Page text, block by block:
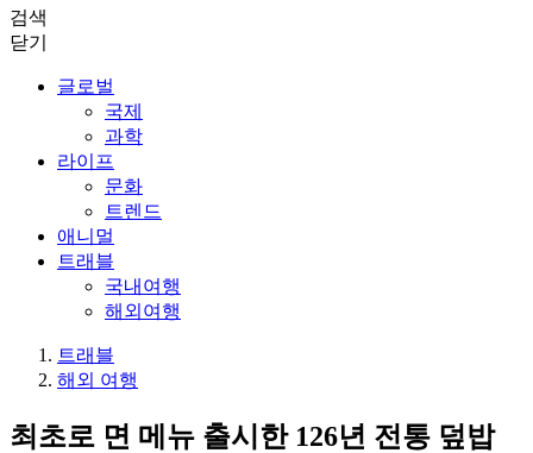
검색
닫기
글로벌
국제
과학
라이프
문화
트렌드
애니멀
트래블
국내여행
해외여행
트래블
해외 여행
최초로 면 메뉴 출시한 126년 전통 덮밥